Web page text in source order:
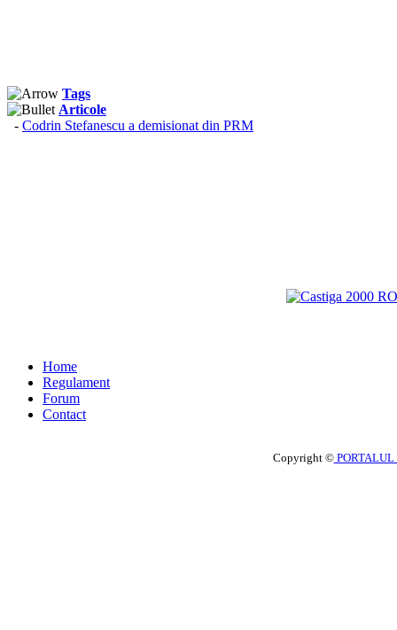
Tags
Articole
- Codrin Stefanescu a demisionat din PRM
Home
Regulament
Forum
Contact
Copyright ©PORTALUL